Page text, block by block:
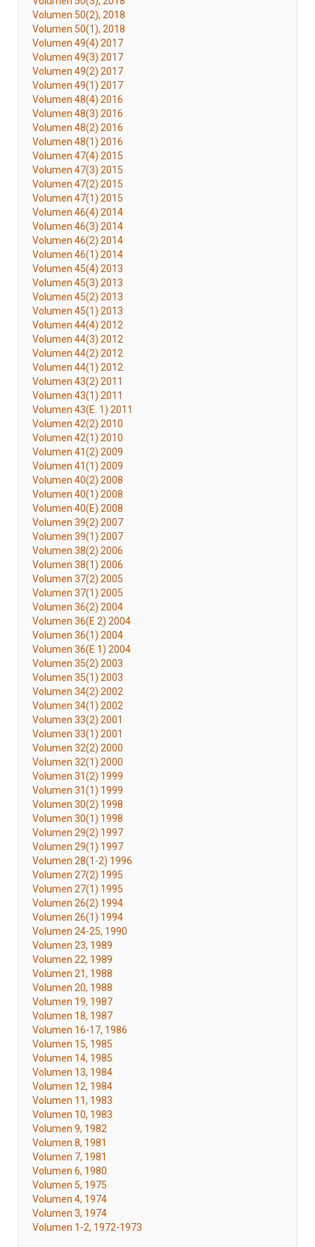
Volumen 50(2), 2018
Volumen 50(1), 2018
Volumen 49(4) 2017
Volumen 49(3) 2017
Volumen 49(2) 2017
Volumen 49(1) 2017
Volumen 48(4) 2016
Volumen 48(3) 2016
Volumen 48(2) 2016
Volumen 48(1) 2016
Volumen 47(4) 2015
Volumen 47(3) 2015
Volumen 47(2) 2015
Volumen 47(1) 2015
Volumen 46(4) 2014
Volumen 46(3) 2014
Volumen 46(2) 2014
Volumen 46(1) 2014
Volumen 45(4) 2013
Volumen 45(3) 2013
Volumen 45(2) 2013
Volumen 45(1) 2013
Volumen 44(4) 2012
Volumen 44(3) 2012
Volumen 44(2) 2012
Volumen 44(1) 2012
Volumen 43(2) 2011
Volumen 43(1) 2011
Volumen 43(E. 1) 2011
Volumen 42(2) 2010
Volumen 42(1) 2010
Volumen 41(2) 2009
Volumen 41(1) 2009
Volumen 40(2) 2008
Volumen 40(1) 2008
Volumen 40(E) 2008
Volumen 39(2) 2007
Volumen 39(1) 2007
Volumen 38(2) 2006
Volumen 38(1) 2006
Volumen 37(2) 2005
Volumen 37(1) 2005
Volumen 36(2) 2004
Volumen 36(E 2) 2004
Volumen 36(1) 2004
Volumen 36(E 1) 2004
Volumen 35(2) 2003
Volumen 35(1) 2003
Volumen 34(2) 2002
Volumen 34(1) 2002
Volumen 33(2) 2001
Volumen 33(1) 2001
Volumen 32(2) 2000
Volumen 32(1) 2000
Volumen 31(2) 1999
Volumen 31(1) 1999
Volumen 30(2) 1998
Volumen 30(1) 1998
Volumen 29(2) 1997
Volumen 29(1) 1997
Volumen 28(1-2) 1996
Volumen 27(2) 1995
Volumen 27(1) 1995
Volumen 26(2) 1994
Volumen 26(1) 1994
Volumen 24-25, 1990
Volumen 23, 1989
Volumen 22, 1989
Volumen 21, 1988
Volumen 20, 1988
Volumen 19, 1987
Volumen 18, 1987
Volumen 16-17, 1986
Volumen 15, 1985
Volumen 14, 1985
Volumen 13, 1984
Volumen 12, 1984
Volumen 11, 1983
Volumen 10, 1983
Volumen 9, 1982
Volumen 8, 1981
Volumen 7, 1981
Volumen 6, 1980
Volumen 5, 1975
Volumen 4, 1974
Volumen 3, 1974
Volumen 1-2, 1972-1973